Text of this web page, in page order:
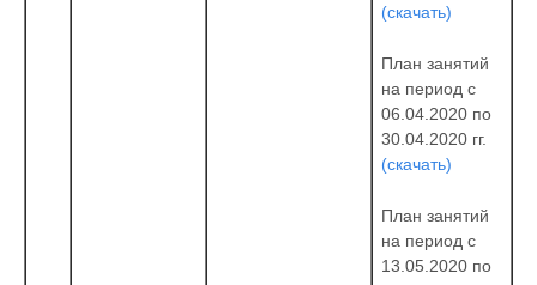
(скачать)
План занятий
на период с
06.04.2020 по
30.04.2020 гг.
(скачать)
План занятий
на период с
13.05.2020 по